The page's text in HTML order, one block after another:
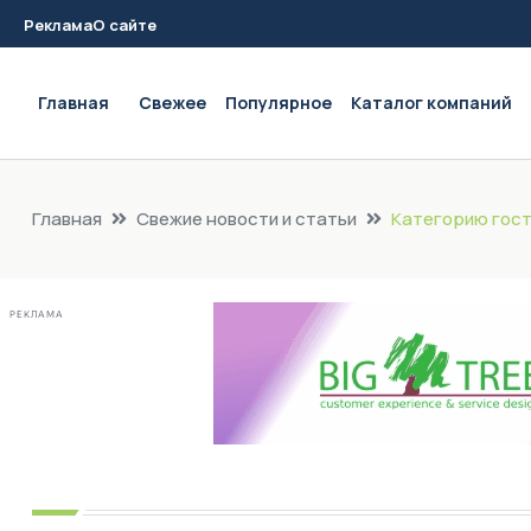
РекламаО сайте
Главная Свежее Популярное Каталог компаний
Главная Свежие новости и статьи Категорию
РЕКЛАМА